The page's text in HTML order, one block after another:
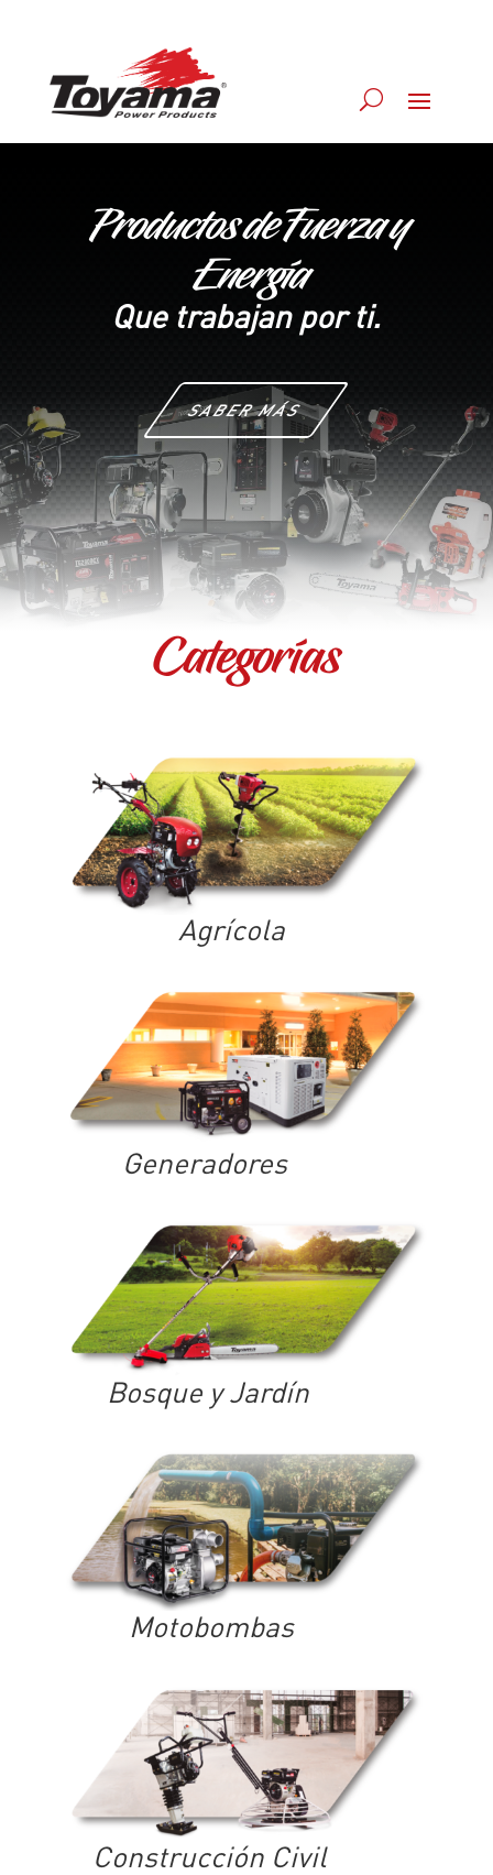
Productos deFuerza y
Energía
Que trabajan por ti.
SABER MÁS
Categorías
Agrícola
Generadores
Bosque y Jardín
Motobombas
Construcción Civil